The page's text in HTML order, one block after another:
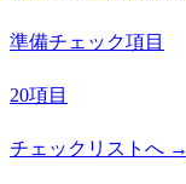
準備チェック項目
20項目
チェックリストへ →